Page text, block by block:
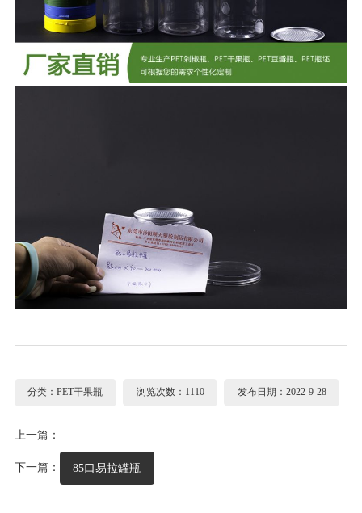
分类：PET干果瓶 浏览次数：1110 发布日期：2022-9-28
上一篇：
下一篇： 85口易拉罐瓶